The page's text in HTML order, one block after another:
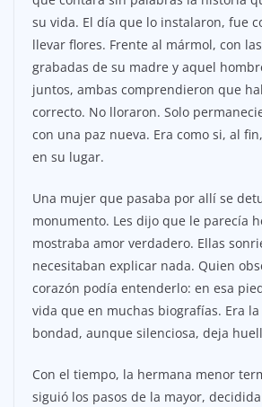
su vida. El día que lo instalaron, fue
llevar flores. Frente al mármol, con
grabadas de su madre y aquel
juntos, ambas comprendieron que
correcto. No lloraron. Solo
con una paz nueva. Era como si, al
en su lugar.
Una mujer que pasaba por allí se
monumento. Les dijo que le parecía
mostraba amor verdadero. Ellas
necesitaban explicar nada. Quien
corazón podía entenderlo: en esa
vida que en muchas biografías. Era
bondad, aunque silenciosa, deja
Con el tiempo, la hermana menor
siguió los pasos de la mayor,